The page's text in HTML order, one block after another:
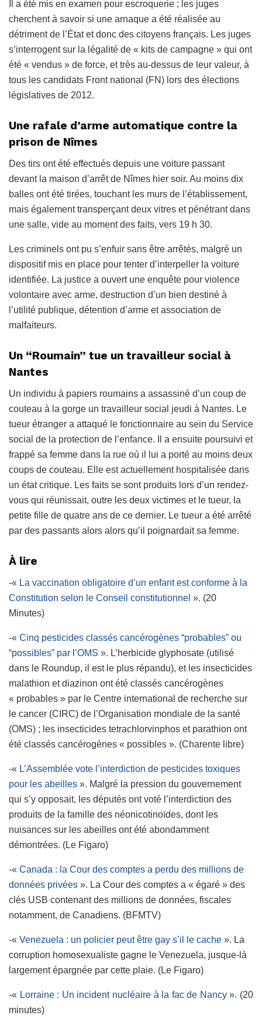
Il a été mis en examen pour escroquerie ; les juges
cherchent à savoir si une arnaque a été réalisée au
détriment de l’État et donc des citoyens français. Les juges
s’interrogent sur la légalité de « kits de campagne » qui ont
été « vendus » de force, et très au-dessus de leur valeur, à
tous les candidats Front national (FN) lors des élections
législatives de 2012.
Une rafale d’arme automatique contre la
prison de Nîmes
Des tirs ont été effectués depuis une voiture passant
devant la maison d’arrêt de Nîmes hier soir. Au moins dix
balles ont été tirées, touchant les murs de l’établissement,
mais également transperçant deux vitres et pénétrant dans
une salle, vide au moment des faits, vers 19 h 30.
Les criminels ont pu s’enfuir sans être arrêtés, malgré un
dispositif mis en place pour tenter d’interpeller la voiture
identifiée. La justice a ouvert une enquête pour violence
volontaire avec arme, destruction d’un bien destiné à
l’utilité publique, détention d’arme et association de
malfaiteurs.
Un “Roumain” tue un travailleur social à
Nantes
Un individu à papiers roumains a assassiné d’un coup de
couteau à la gorge un travailleur social jeudi à Nantes. Le
tueur étranger a attaqué le fonctionnaire au sein du Service
social de la protection de l’enfance. Il a ensuite poursuivi et
frappé sa femme dans la rue où il lui a porté au moins deux
coups de couteau. Elle est actuellement hospitalisée dans
un état critique. Les faits se sont produits lors d’un rendez-
vous qui réunissait, outre les deux victimes et le tueur, la
petite fille de quatre ans de ce dernier. Le tueur a été arrêté
par des passants alors alors qu’il poignardait sa femme.
À lire
-« La vaccination obligatoire d’un enfant est conforme à la
Constitution selon le Conseil constitutionnel ». (20
Minutes)
-« Cinq pesticides classés cancérogènes “probables” ou
“possibles” par l’OMS ». L’herbicide glyphosate (utilisé
dans le Roundup, il est le plus répandu), et les insecticides
malathion et diazinon ont été classés cancérogènes
« probables » par le Centre international de recherche sur
le cancer (CIRC) de l’Organisation mondiale de la santé
(OMS) ; les insecticides tetrachlorvinphos et parathion ont
été classés cancérogènes « possibles ». (Charente libre)
-« L’Assemblée vote l’interdiction de pesticides toxiques
pour les abeilles ». Malgré la pression du gouvernement
qui s’y opposait, les députés ont voté l’interdiction des
produits de la famille des néonicotinoïdes, dont les
nuisances sur les abeilles ont été abondamment
démontrées. (Le Figaro)
-« Canada : la Cour des comptes a perdu des millions de
données privées ». La Cour des comptes a « égaré » des
clés USB contenant des millions de données, fiscales
notamment, de Canadiens. (BFMTV)
-« Venezuela : un policier peut être gay s’il le cache ». La
corruption homosexualiste gagne le Venezuela, jusque-là
largement épargnée par cette plaie. (Le Figaro)
-« Lorraine : Un incident nucléaire à la fac de Nancy». (20
minutes)